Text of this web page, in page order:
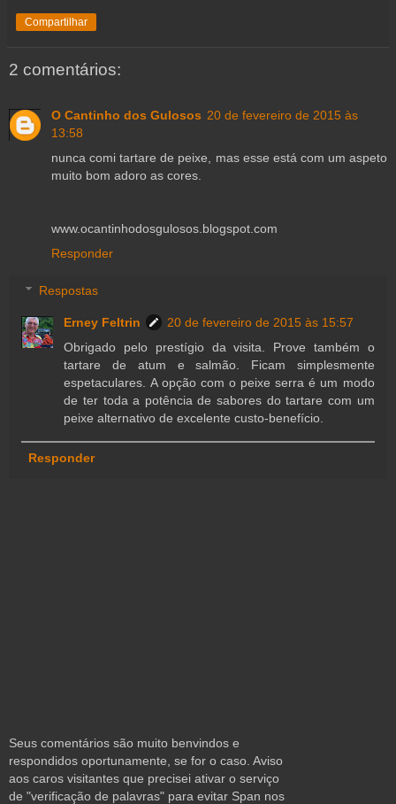
Compartilhar
2 comentários:
O Cantinho dos Gulosos 20 de fevereiro de 2015 às
13:58
nunca comi tartare de peixe, mas esse está com um aspeto
muito bom adoro as cores.
www.ocantinhodosgulosos.blogspot.com
Responder
Respostas
Erney Feltrin
20 de fevereiro de 2015 às 15:57
Obrigado pelo prestígio da visita. Prove também o
tartare de atum e salmão. Ficam simplesmente
espetaculares. A opção com o peixe serra é um modo
de ter toda a potência de sabores do tartare com um
peixe alternativo de excelente custo-benefício.
Responder
Seus comentários são muito benvindos e
respondidos oportunamente, se for o caso. Aviso
aos caros visitantes que precisei ativar o serviço
de "verificação de palavras" para evitar Span nos